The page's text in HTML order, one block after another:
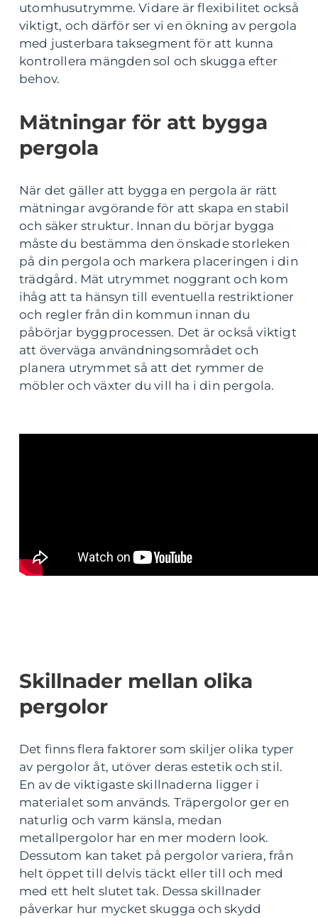
utomhusutrymme. Vidare är flexibilitet också
viktigt, och därför ser vi en ökning av pergola
med justerbara taksegment för att kunna
kontrollera mängden sol och skugga efter
behov.
Mätningar för att bygga
pergola
När det gäller att bygga en pergola är rätt
mätningar avgörande för att skapa en stabil
och säker struktur. Innan du börjar bygga
måste du bestämma den önskade storleken
på din pergola och markera placeringen i din
trädgård. Mät utrymmet noggrant och kom
ihåg att ta hänsyn till eventuella restriktioner
och regler från din kommun innan du
påbörjar byggprocessen. Det är också viktigt
att överväga användningsområdet och
planera utrymmet så att det rymmer de
möbler och växter du vill ha i din pergola.
Skillnader mellan olika
pergolor
Det finns flera faktorer som skiljer olika typer
av pergolor åt, utöver deras estetik och stil.
En av de viktigaste skillnaderna ligger i
materialet som används. Träpergolor ger en
naturlig och varm känsla, medan
metallpergolor har en mer modern look.
Dessutom kan taket på pergolor variera, från
helt öppet till delvis täckt eller till och med
med ett helt slutet tak. Dessa skillnader
påverkar hur mycket skugga och skydd